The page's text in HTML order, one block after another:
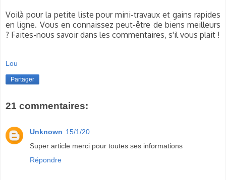
Voilà pour la petite liste pour mini-travaux et gains rapides
en ligne. Vous en connaissez peut-être de biens meilleurs
? Faites-nous savoir dans les commentaires, s'il vous plait !
Lou
Partager
21 commentaires:
Unknown 15/1/20
Super article merci pour toutes ses informations
Répondre